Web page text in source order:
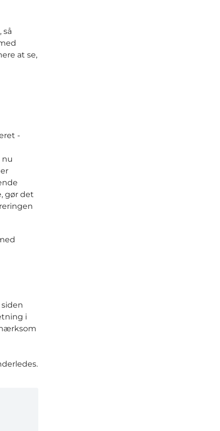
så
at se,
-
nu
gør det
i